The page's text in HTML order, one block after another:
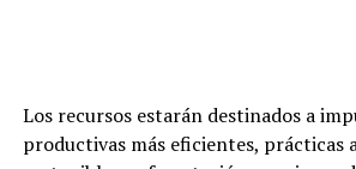
Los recursos estarán destinados a
productivas más eficientes, prácticas